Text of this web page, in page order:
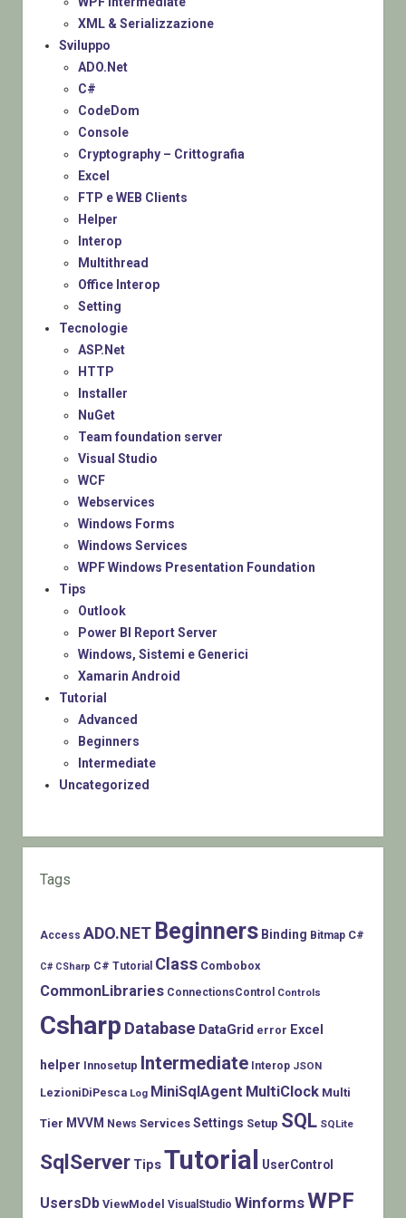
XML & Serializzazione
Sviluppo
ADO.Net
C#
CodeDom
Console
Cryptography – Crittografia
Excel
FTP e WEB Clients
Helper
Interop
Multithread
Office Interop
Setting
Tecnologie
ASP.Net
HTTP
Installer
NuGet
Team foundation server
Visual Studio
WCF
Webservices
Windows Forms
Windows Services
WPF Windows Presentation Foundation
Tips
Outlook
Power BI Report Server
Windows, Sistemi e Generici
Xamarin Android
Tutorial
Advanced
Beginners
Intermediate
Uncategorized
Tags
Access ADO.NET Beginners Binding Bitmap C#
C# CSharp C# Tutorial Class Combobox
CommonLibraries ConnectionsControl Controls
Csharp Database DataGrid error Excel
helper Innosetup Intermediate Interop JSON
LezioniDiPesca Log MiniSqlAgent MultiClock Multi
Tier MVVM News Services Settings Setup SQL SQLite
SqlServer TipsTutorial UserControl
UsersDb ViewModel VisualStudio WinformsWPF